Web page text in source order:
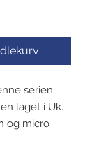
serien
laget i Uk.
og micro